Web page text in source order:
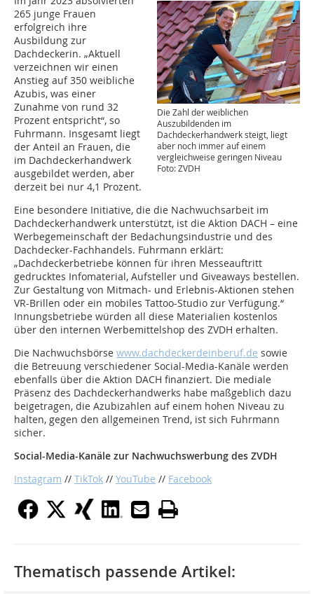
Die Zahl der weiblichen
Auszubildenden im
Dachdeckerhandwerk steigt, liegt
aber noch immer auf einem
vergleichweise geringen Niveau
Foto: ZVDH
265 junge Frauen
erfolgreich ihre
Ausbildung zur
Dachdeckerin. „Aktuell
verzeichnen wir einen
Anstieg auf 350 weibliche
Azubis, was einer
Zunahme von rund 32
Prozent entspricht“, so
Fuhrmann. Insgesamt liegt
der Anteil an Frauen, die
im Dachdeckerhandwerk
ausgebildet werden, aber
derzeit bei nur 4,1 Prozent.
Eine besondere Initiative, die die Nachwuchsarbeit im
Dachdeckerhandwerk unterstützt, ist die Aktion DACH – eine
Werbegemeinschaft der Bedachungsindustrie und des
Dachdecker-Fachhandels. Fuhrmann erklärt:
„Dachdeckerbetriebe können für ihren Messeauftritt
gedrucktes Infomaterial, Aufsteller und Giveaways bestellen.
Zur Gestaltung von Mitmach- und Erlebnis-Aktionen stehen
VR-Brillen oder ein mobiles Tattoo-Studio zur Verfügung.“
Innungsbetriebe würden all diese Materialien kostenlos
über den internen Werbemittelshop des ZVDH erhalten.
Die Nachwuchsbörse www.dachdeckerdeinberuf.de sowie
die Betreuung verschiedener Social-Media-Kanäle werden
ebenfalls über die Aktion DACH finanziert. Die mediale
Präsenz des Dachdeckerhandwerks habe maßgeblich dazu
beigetragen, die Azubizahlen auf einem hohen Niveau zu
halten, gegen den allgemeinen Trend, ist sich Fuhrmann
sicher.
Social-Media-Kanäle zur Nachwuchswerbung des ZVDH
Instagram // TikTok // YouTube // Facebook
Thematisch passende Artikel: